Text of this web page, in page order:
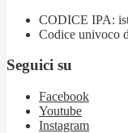
CODICE IPA:
Codice univoco
Seguici su
Facebook
Youtube
Instagram